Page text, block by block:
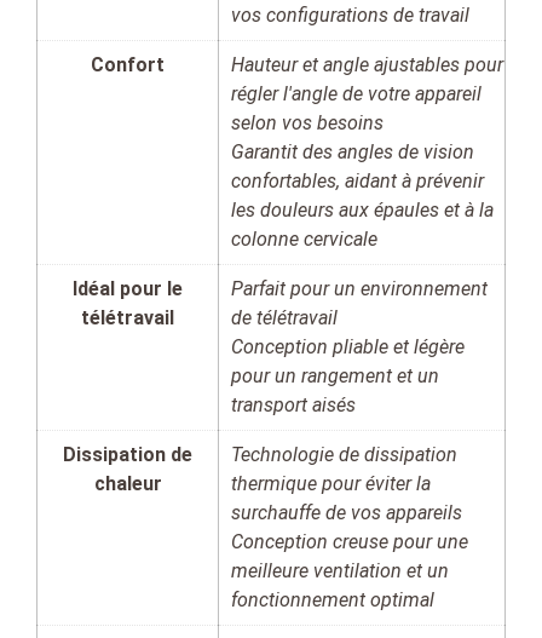
vos configurations de travail
Confort
Hauteur et angle ajustables pour
régler l'angle de votre appareil
selon vos besoins
Garantit des angles de vision
confortables, aidant à prévenir
les douleurs aux épaules et à la
colonne cervicale
Idéal pour le
télétravail
Parfait pour un environnement
de télétravail
Conception pliable et légère
pour un rangement et un
transport aisés
Dissipation de
chaleur
Technologie de dissipation
thermique pour éviter la
surchauffe de vos appareils
Conception creuse pour une
meilleure ventilation et un
fonctionnement optimal